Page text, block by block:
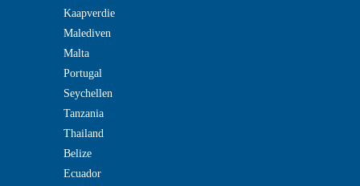
Kaapverdie
Malediven
Malta
Portugal
Seychellen
Tanzania
Thailand
Belize
Ecuador